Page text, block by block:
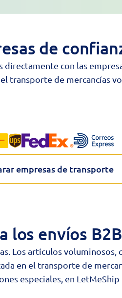
de
con las
transporte de mercancías
empresas de transporte
los envíos B2B
Los artículos
en el transporte de
especiales, en